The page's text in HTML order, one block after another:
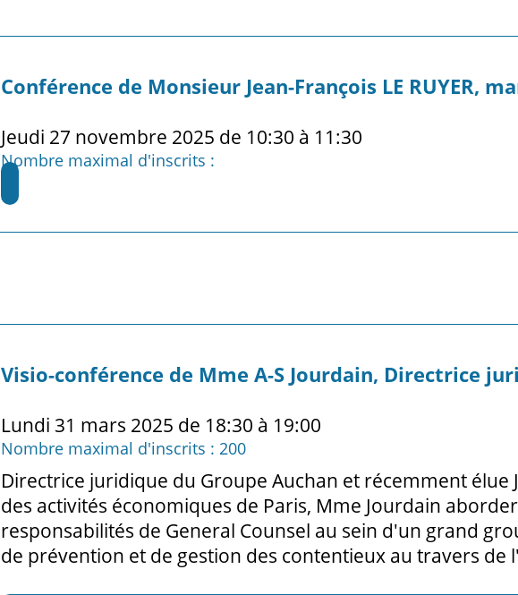
Conférence de Monsieur Jean-François LE RUYER,
Jeudi 27 novembre 2025 de 10:30 à 11:30
Nombre maximal d'inscrits :
Visio-conférence de Mme A-S Jourdain, Directrice
Lundi 31 mars 2025 de 18:30 à 19:00
Nombre maximal d'inscrits : 200
Directrice juridique du Groupe Auchan et récemment élue
des activités économiques de Paris, Mme Jourdain
responsabilités de General Counsel au sein d'un grand
de prévention et de gestion des contentieux au travers de